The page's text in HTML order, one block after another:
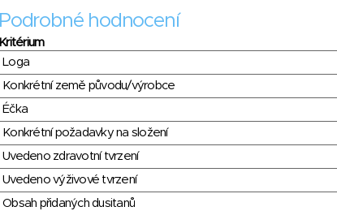
Podrobné hodnocení
Kritérium
Loga
Konkrétní země původu/výrobce
Éčka
Konkrétní požadavky na složení
Uvedeno zdravotní tvrzení
Uvedeno výživové tvrzení
Obsah přidaných dusitanů